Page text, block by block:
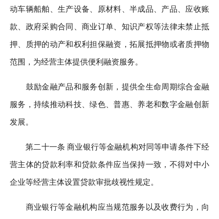
动车辆船舶、生产设备、原材料、半成品、产品、应收账
款、政府采购合同、商业订单、知识产权等法律未禁止抵
押、质押的动产和权利担保融资，拓展抵押物或者质押物
范围，为经营主体提供便利融资服务。
鼓励金融产品和服务创新，提供全生命周期综合金融
服务，持续推动科技、绿色、普惠、养老和数字金融创新
发展。
第二十一条 商业银行等金融机构对同等申请条件下经
营主体的贷款利率和贷款条件应当保持一致，不得对中小
企业等经营主体设置贷款审批歧视性规定。
商业银行等金融机构应当规范服务以及收费行为，向